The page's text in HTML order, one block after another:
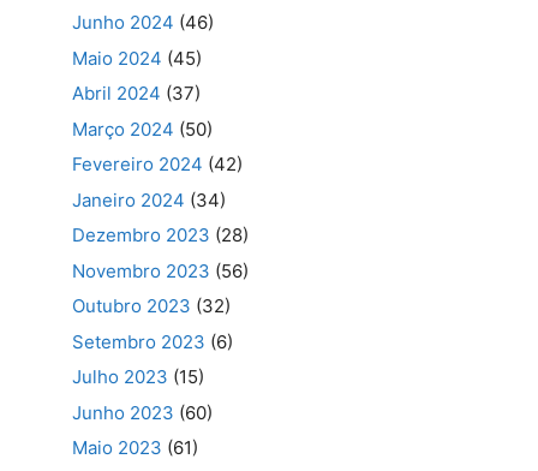
Junho 2024 (46)
Maio 2024 (45)
Abril 2024 (37)
Março 2024 (50)
Fevereiro 2024 (42)
Janeiro 2024 (34)
Dezembro 2023 (28)
Novembro 2023 (56)
Outubro 2023 (32)
Setembro 2023 (6)
Julho 2023 (15)
Junho 2023 (60)
Maio 2023 (61)